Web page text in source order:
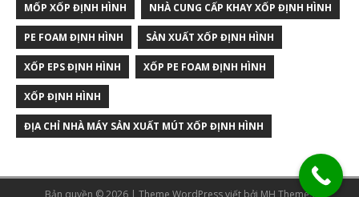
MỐP XỐP ĐỊNH HÌNH NHÀ CUNG CẤP KHAY XỐP ĐỊNH HÌNH
PE FOAM ĐỊNH HÌNH SẢN XUẤT XỐP ĐỊNH HÌNH
XỐP EPS ĐỊNH HÌNH XỐP PE FOAM ĐỊNH HÌNH
XỐP ĐỊNH HÌNH
ĐỊA CHỈ NHÀ MÁY SẢN XUẤT MÚT XỐP ĐỊNH HÌNH